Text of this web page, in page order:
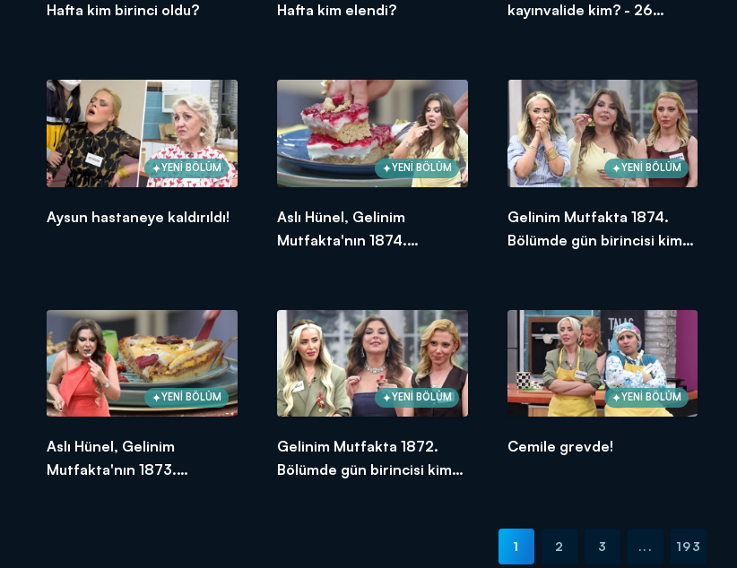
Hafta kim birinci oldu?
Hafta kim elendi?
kayınvalide kim? - 26
YENİ BÖLÜM
Aysun hastaneye kaldırıldı!
YENİ BÖLÜM
Aslı Hünel, Gelinim
Mutfakta'nın 1874.
YENİ BÖLÜM
Gelinim Mutfakta 1874.
Bölümde gün birincisi kim
YENİ BÖLÜM
Aslı Hünel, Gelinim
Mutfakta'nın 1873.
YENİ BÖLÜM
Gelinim Mutfakta 1872.
Bölümde gün birincisi kim
YENİ BÖLÜM
Cemile grevde!
1 2 3 ... 193